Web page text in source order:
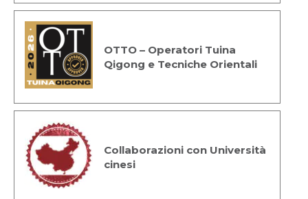
OTTO – Operatori Tuina
Qigong e Tecniche Orientali
Collaborazioni con Università
cinesi